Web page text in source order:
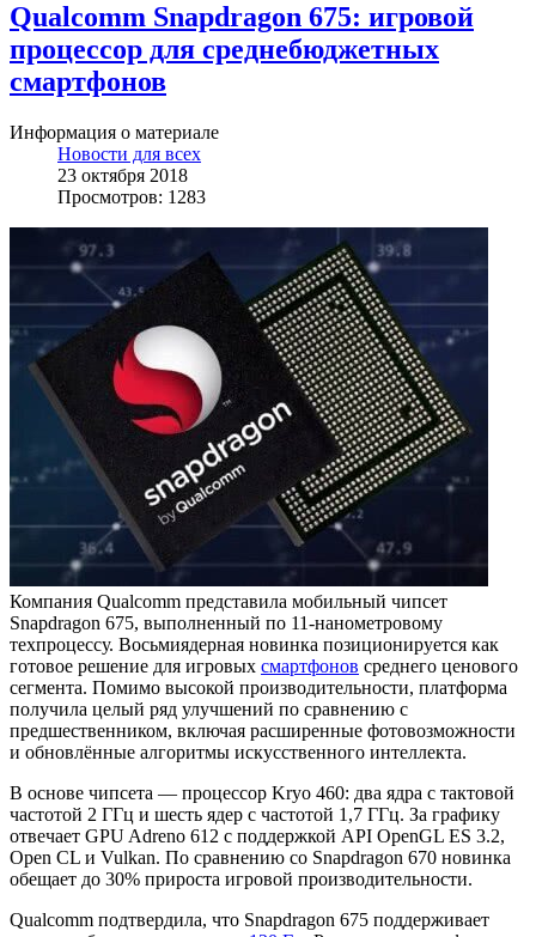
Qualcomm Snapdragon 675: игровой
процессор для среднебюджетных
смартфонов
Информация о материале
Новости для всех
23 октября 2018
Просмотров: 1283
Компания Qualcomm представила мобильный чипсет
Snapdragon 675, выполненный по 11-нанометровому
техпроцессу. Восьмиядерная новинка позиционируется как
готовое решение для игровых смартфонов среднего ценового
сегмента. Помимо высокой производительности, платформа
получила целый ряд улучшений по сравнению с
предшественником, включая расширенные фотовозможности
и обновлённые алгоритмы искусственного интеллекта.
В основе чипсета — процессор Kryo 460: два ядра с тактовой
частотой 2 ГГц и шесть ядер с частотой 1,7 ГГц. За графику
отвечает GPU Adreno 612 с поддержкой API OpenGL ES 3.2,
Open CL и Vulkan. По сравнению со Snapdragon 670 новинка
обещает до 30% прироста игровой производительности.
Qualcomm подтвердила, что Snapdragon 675 поддерживает